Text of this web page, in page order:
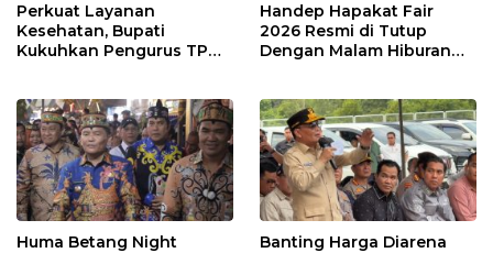
Perkuat Layanan
Kesehatan, Bupati
Kukuhkan Pengurus TP
Handep Hapakat Fair
2026 Resmi di Tutup
Dengan Malam Hiburan
Huma Betang Night
Banting Harga Diarena